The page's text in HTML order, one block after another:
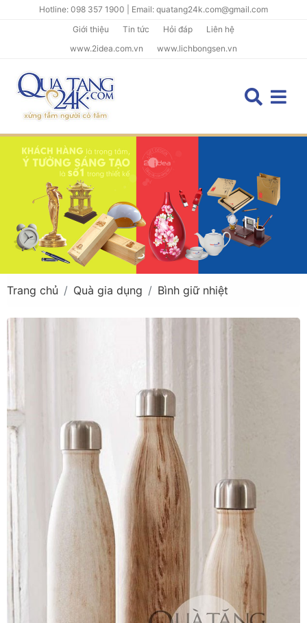
Hotline: 098 357 1900 | Email: quatang24k.com@gmail.com
Giới thiệu
Tin tức Hỏi đáp
Liên hệ
www.2idea.com.vn
www.lichbongsen.vn
Trang chủ Quà gia dụng Bình giữ nhiệt